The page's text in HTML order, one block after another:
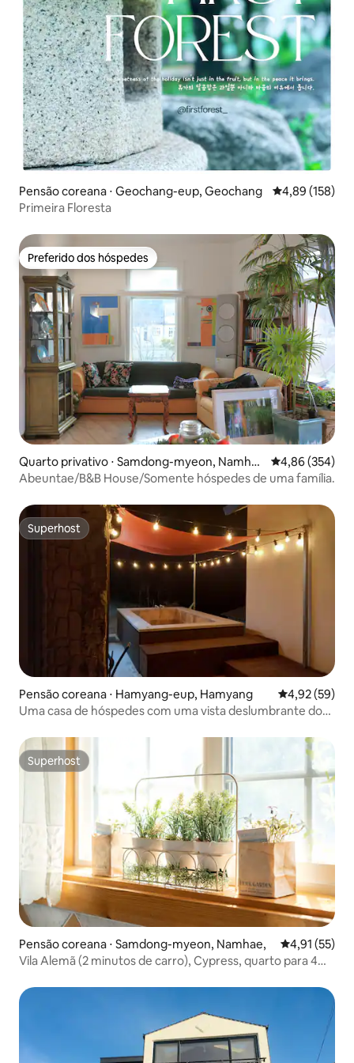
Pensão coreana ⋅ Geochang-eup, Geochang 4,89 de uma
4,89 (158)
Primeira Floresta
Preferido dos hóspedes
Preferido dos hóspedes
Quarto privativo ⋅ Samdong-myeon, Namhae
-gun
4,86 de uma
4,86 (354)
Abeuntae/B&B House/Somente hóspedes de uma família.
Superhost
Superhost
Pensão coreana ⋅ Hamyang-eup, Hamyang 4,92 de uma
4,92 (59)
Uma casa de hóspedes com uma vista deslumbrante do
Superhost
Superhost
Pensão coreana ⋅ Samdong-myeon, Namhae, 4,91 de uma
4,91 (55)
Vila Alemã (2 minutos de carro), Cypress, quarto para 4
lavanda, churrasco